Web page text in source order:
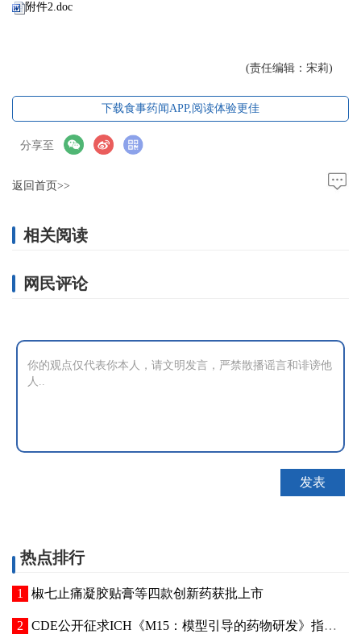
附件2.doc
(责任编辑：宋莉)
下载食事药闻APP,阅读体验更佳
分享至
返回首页>>
相关阅读
网民评论
热点排行
椒七止痛凝胶贴膏等四款创新药获批上市
CDE公开征求ICH《M15：模型引导的药物研发》指导原则实施建议和中文翻译稿意见